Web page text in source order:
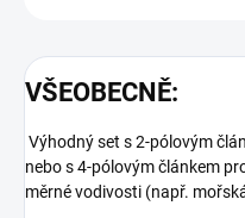
VŠEOBECNĚ:
Výhodný set s 2-pólovým
nebo s 4-pólovým článkem
měrné vodivosti (např.